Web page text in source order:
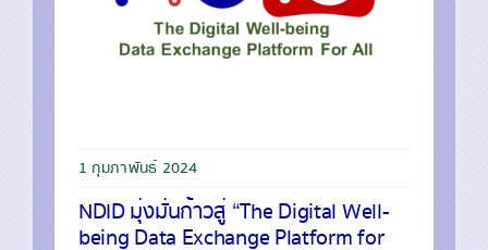
1 กุมภาพันธ์ 2024
NDID มุ่งมั่นก้าวสู่ “The Digital Well-
being Data Exchange Platform for